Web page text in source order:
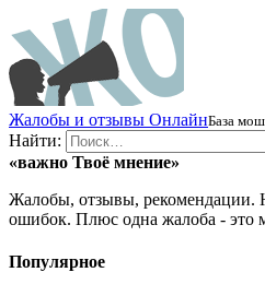
Жалобы и отзывы ОнлайнБаза
Найти:
«важно Твоё мнение»
Жалобы, отзывы, рекомендации.
ошибок. Плюс одна жалоба - это
Популярное